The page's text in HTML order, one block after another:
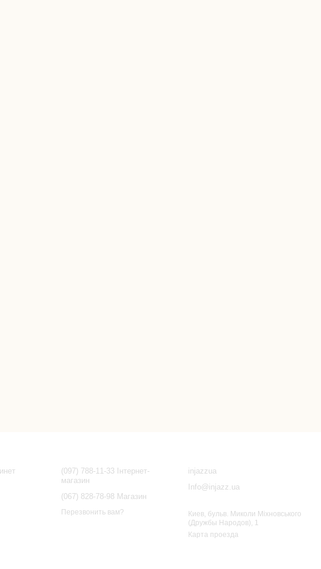
(097) 788-11-33 Інтернет-
магазин
(067) 828-78-98 Магазин
Перезвонить вам?
injazzua
Info@injazz.ua
Киев, бульв. Миколи Міхновського
(Дружбы Народов), 1
Карта проезда